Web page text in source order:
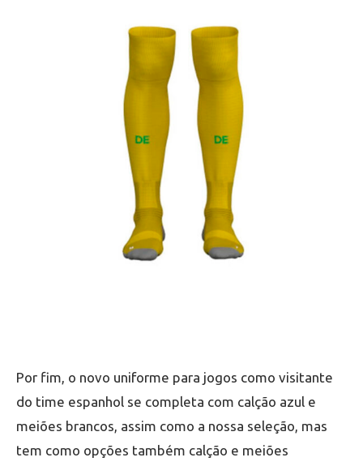
Por fim, o novo uniforme para jogos como visitante
do time espanhol se completa com calção azul e
meiões brancos, assim como a nossa seleção, mas
tem como opções também calção e meiões